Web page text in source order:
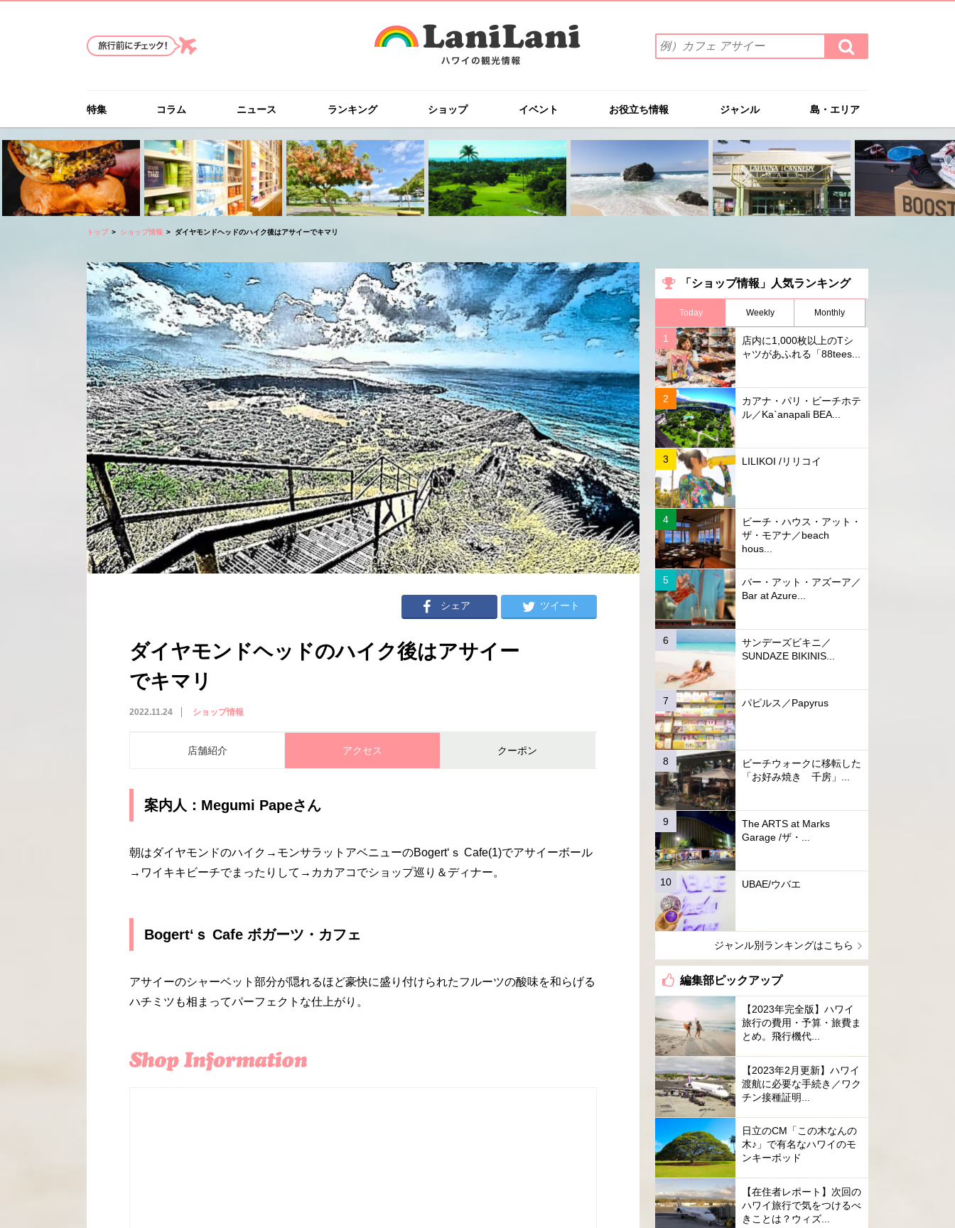
索
ワ
を
入
カ
フ
ェ
イ
ー
検
索
す
特集 コラム ニュース ランキング ショップ イベント お役立ち情報 ジャンル 島・エリア
トップ ショップ情報 ダイヤモンドヘッドのハイク後はアサイーでキマリ
シェア ツイート
ダイヤモンドヘッドのハイク後はアサイー
でキマリ
2022.11.24 ショップ情報
店舗紹介 アクセス クーポン
案内人：Megumi Papeさん
朝はダイヤモンドのハイク→モンサラットアベニューのBogert‘ｓ Cafe(1)でアサイーボール
→ワイキキビーチでまったりして→カカアコでショップ巡り＆ディナー。
Bogert‘ｓ Cafe ボガーツ・カフェ
アサイーのシャーベット部分が隠れるほど豪快に盛り付けられたフルーツの酸味を和らげる
ハチミツも相まってパーフェクトな仕上がり。
「ショップ情報」人気ランキング
Today Weekly Monthly
店内に1,000枚以上のTシ
ャツがあふれる「88tees...
カアナ・パリ・ビーチホテ
ル／Ka`anapali BEA...
LILIKOI /リリコイ
ビーチ・ハウス・アット・
ザ・モアナ／beach
hous...
バー・アット・アズーア／
Bar at Azure...
サンデーズビキニ／
SUNDAZE BIKINIS...
パピルス／Papyrus
ビーチウォークに移転した
「お好み焼き 千房」...
The ARTS at Marks
Garage /ザ・...
UBAE/ウバエ
ジャンル別ランキングはこちら
編集部ピックアップ
【2023年完全版】ハワイ
旅行の費用・予算・旅費ま
とめ。飛行機代...
【2023年2月更新】ハワイ
渡航に必要な手続き／ワク
チン接種証明...
日立のCM「この木なんの
木♪」で有名なハワイのモ
ンキーポッド
【在住者レポート】次回の
ハワイ旅行で気をつけるべ
きことは？ウィズ...